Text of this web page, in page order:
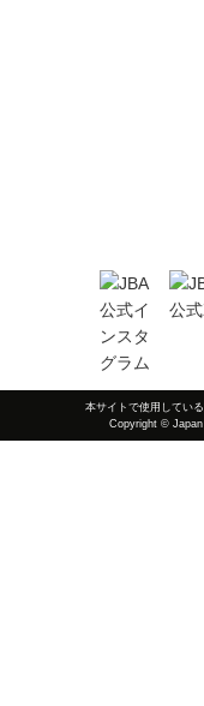
本サイトで使用してい
Copyright ©